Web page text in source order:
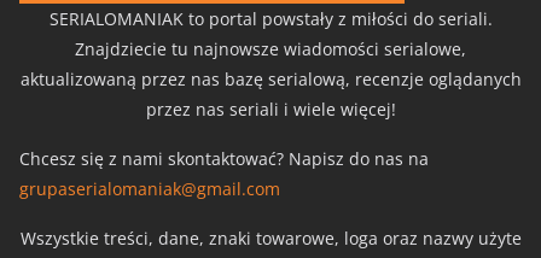
SERIALOMANIAK to portal powstały z miłości do seriali.
Znajdziecie tu najnowsze wiadomości serialowe,
aktualizowaną przez nas bazę serialową, recenzje oglądanych
przez nas seriali i wiele więcej!
Chcesz się z nami skontaktować? Napisz do nas na
grupaserialomaniak@gmail.com
Wszystkie treści, dane, znaki towarowe, loga oraz nazwy użyte